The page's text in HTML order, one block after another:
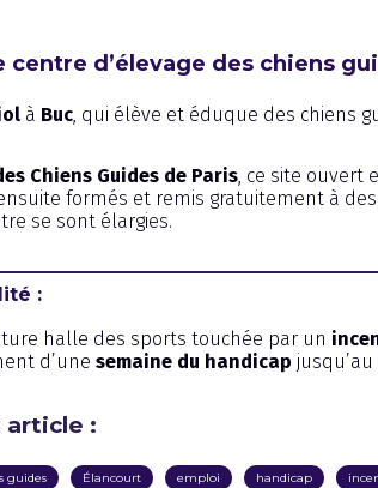
centre d’élevage des chiens
à Buc, qui élève et éduque des chiens
Chiens Guides de Paris, ce site ouvert
formés et remis gratuitement à
se sont élargies.
:
halle des sports touchée par un
d’une semaine du handicap
article :
guides Élancourt emploi handicap